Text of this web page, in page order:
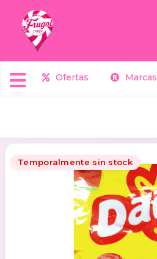
Ofertas Marcas
Temporalmente sin stock